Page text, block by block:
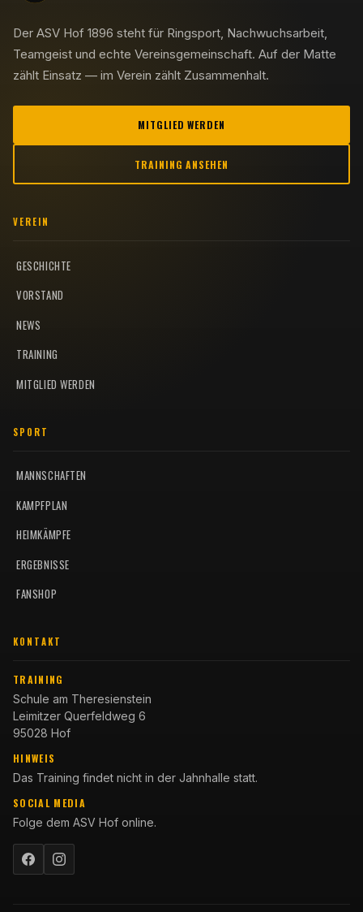
Der ASV Hof 1896 steht für Ringsport, Nachwuchsarbeit,
Teamgeist und echte Vereinsgemeinschaft. Auf der Matte
zählt Einsatz — im Verein zählt Zusammenhalt.
MITGLIED WERDEN
TRAINING ANSEHEN
VEREIN
GESCHICHTE
VORSTAND
NEWS
TRAINING
MITGLIED WERDEN
SPORT
MANNSCHAFTEN
KAMPFPLAN
HEIMKÄMPFE
ERGEBNISSE
FANSHOP
KONTAKT
TRAINING
Schule am Theresienstein
Leimitzer Querfeldweg 6
95028 Hof
HINWEIS
Das Training findet nicht in der Jahnhalle statt.
SOCIAL MEDIA
Folge dem ASV Hof online.